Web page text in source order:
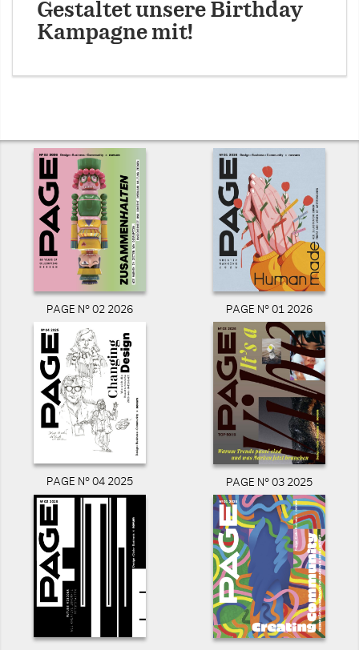
Gestaltet unsere Birthday
Kampagne mit!
PAGE N° 02 2026 PAGE N° 01 2026
PAGE N° 04 2025 PAGE N° 03 2025